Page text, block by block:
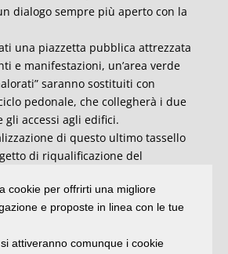
dialogo sempre più aperto con la
una piazzetta pubblica attrezzata
e manifestazioni, un’area verde
saranno sostituiti con
pedonale, che collegherà i due
gli accessi agli edifici.
di questo ultimo tassello
di riqualificazione del
7,9 milioni come previsto nel
Università – dovrebbero iniziare
una volta espletate le
in accordo con l’Ateneo. Sempre
cookie per offrirti una migliore
e proposte in linea con le tue
attiveranno comunque i cookie